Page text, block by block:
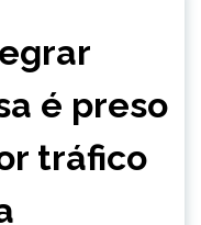
é preso
tráfico